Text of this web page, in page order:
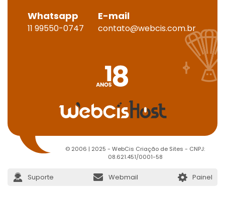
Whatsapp
11 99550-0747
E-mail
contato@webcis.com.br
© 2006 | 2025 - WebCis Criação de Sites - CNPJ:
08.621.451/0001-58
Suporte Webmail Painel